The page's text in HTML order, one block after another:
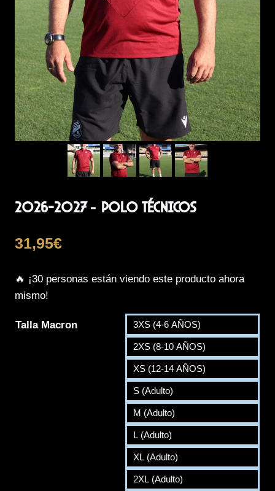
2026-2027 – Polo técnicos
31,95€
🔥 ¡30 personas están viendo este producto ahora
mismo!
Talla Macron 3XS (4-6 AÑOS)
2XS (8-10 AÑOS)
XS (12-14 AÑOS)
S (Adulto)
M (Adulto)
L (Adulto)
XL (Adulto)
2XL (Adulto)